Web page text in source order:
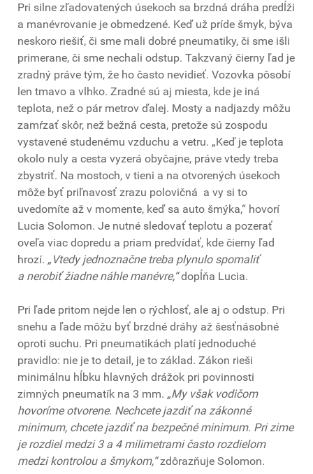
Pri silne zľadovatených úsekoch sa brzdná dráha predĺži
a manévrovanie je obmedzené. Keď už príde šmyk, býva
neskoro riešiť, či sme mali dobré pneumatiky, či sme išli
primerane, či sme nechali odstup. Takzvaný čierny ľad je
zradný práve tým, že ho často nevidieť. Vozovka pôsobí
len tmavo a vlhko. Zradné sú aj miesta, kde je iná
teplota, než o pár metrov ďalej. Mosty a nadjazdy môžu
zamŕzať skôr, než bežná cesta, pretože sú zospodu
vystavené studenému vzduchu a vetru. „Keď je teplota
okolo nuly a cesta vyzerá obyčajne, práve vtedy treba
zbystriť. Na mostoch, v tieni a na otvorených úsekoch
môže byť priľnavosť zrazu polovičná a vy si to
uvedomíte až v momente, keď sa auto šmýka,“ hovorí
Lucia Solomon. Je nutné sledovať teplotu a pozerať
oveľa viac dopredu a priam predvídať, kde čierny ľad
hrozí. „Vtedy jednoznačne treba plynulo spomaliť
a nerobiť žiadne náhle manévre,“dopĺňa Lucia.
Pri ľade pritom nejde len o rýchlosť, ale aj o odstup. Pri
snehu a ľade môžu byť brzdné dráhy až šesťnásobné
oproti suchu. Pri pneumatikách platí jednoduché
pravidlo: nie je to detail, je to základ. Zákon rieši
minimálnu hĺbku hlavných drážok pri povinnosti
zimných pneumatík na 3 mm. „My však vodičom
hovoríme otvorene. Nechcete jazdiť na zákonné
minimum, chcete jazdiť na bezpečné minimum. Pri zime
je rozdiel medzi 3 a 4 milimetrami často rozdielom
medzi kontrolou a šmykom,“zdôrazňuje Solomon.